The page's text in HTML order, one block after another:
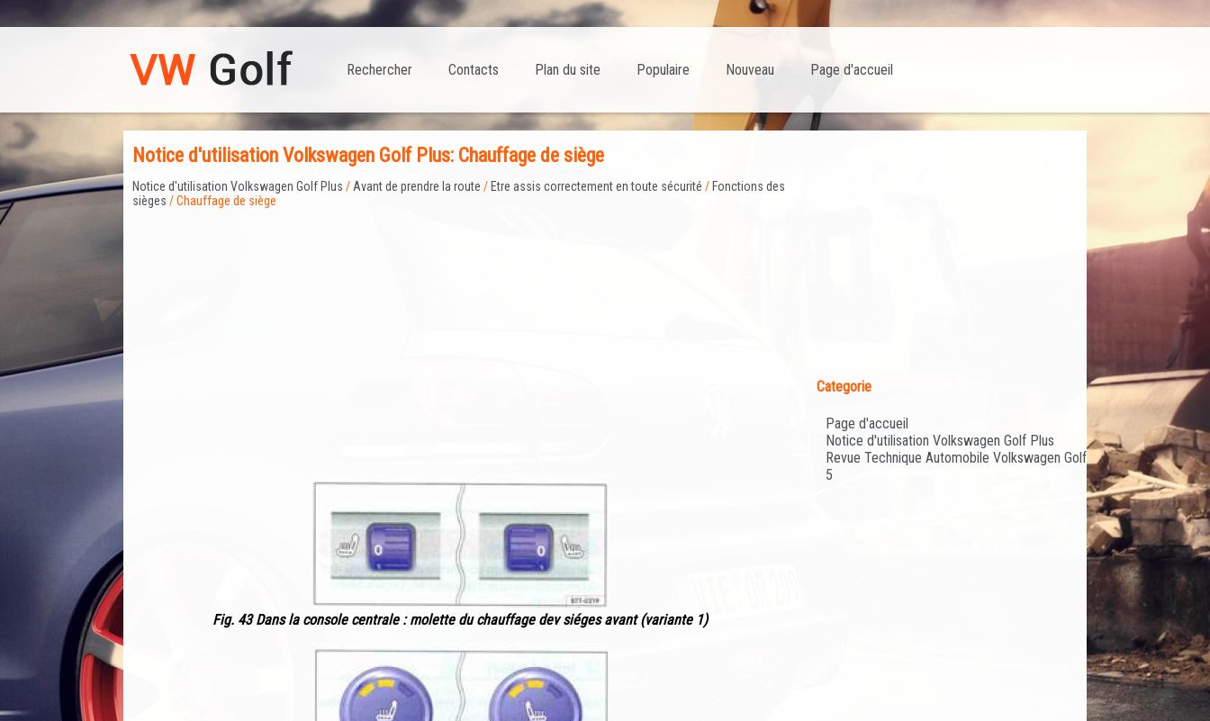
Page d'accueil
Nouveau
Populaire
Plan du site
Contacts
Rechercher
Notice d'utilisation Volkswagen Golf Plus: Chauffage de siège
Notice d'utilisation Volkswagen Golf Plus /Avant de prendre la route / Etre assis correctement en toute sécurité / Fonctions des
sièges / Chauffage de siège
Fig. 43 Dans la console centrale : molette du chauffage dev siéges avant (variante 1)
Categorie
Page d'accueil
Notice d'utilisation Volkswagen Golf Plus
Revue Technique Automobile Volkswagen Golf
5